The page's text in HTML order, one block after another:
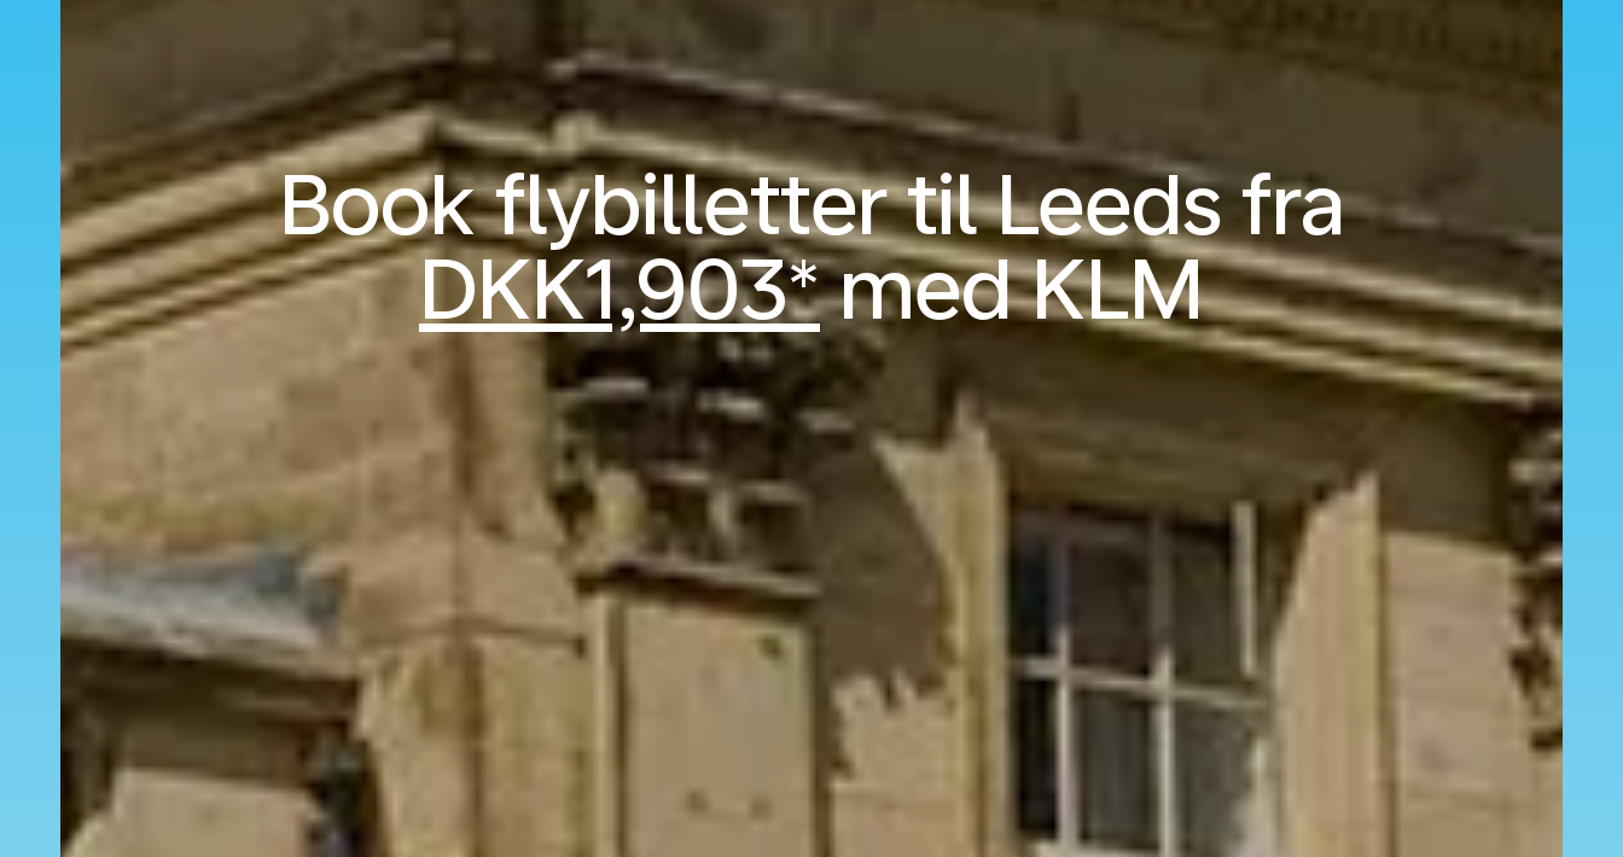
Book flybilletter til Leeds fra
DKK1,903*med KLM